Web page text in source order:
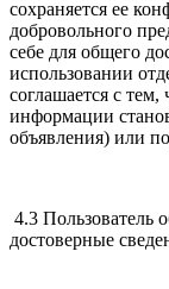
сохраняется ее
добровольного
себе для общего
использовании
соглашается с тем,
информации
объявления) или
4.3 Пользователь
достоверные